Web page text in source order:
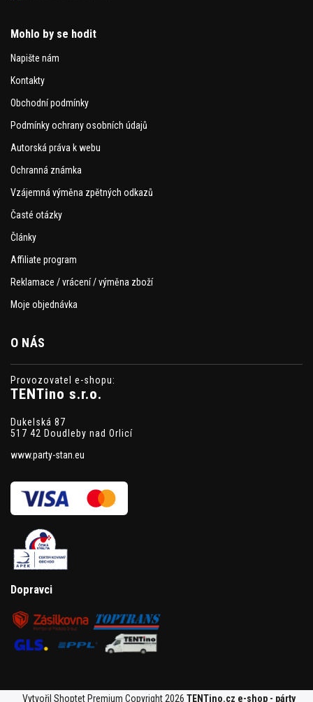
Mohlo by se hodit
Napište nám
Kontakty
Obchodní podmínky
Podmínky ochrany osobních údajů
Autorská práva k webu
Ochranná známka
Vzájemná výměna zpětných odkazů
Časté otázky
Články
Affiliate program
Reklamace / vrácení / výměna zboží
Moje objednávka
O NÁS
Provozovatel e-shopu:
TENTino s.r.o.
Dukelská 87
517 42 Doudleby nad Orlicí
www.party-stan.eu
Dopravci
Vytvořil Shoptet Premium Copyright 2026 TENTino.cz e-shop - párty